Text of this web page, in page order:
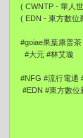
( CWNTP - 華人
( EDN - 東方數位
#goiae果葉康普茶
#大元 #林艾璇
#NFG #流行電通
#EDN #東方數位